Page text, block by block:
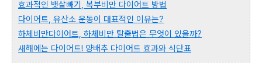
효과적인 뱃살빼기, 복부비만 다이어트 방법
다이어트, 유산소 운동이 대표적인 이유는?
하체비만다이어트, 하체비만 탈출법은 무엇이 있을까?
새해에는 다이어트! 양배추 다이어트 효과와 식단표